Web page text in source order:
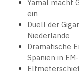
Yamal macht
ein
Duell der
Niederlande
Dramatische
Spanien in